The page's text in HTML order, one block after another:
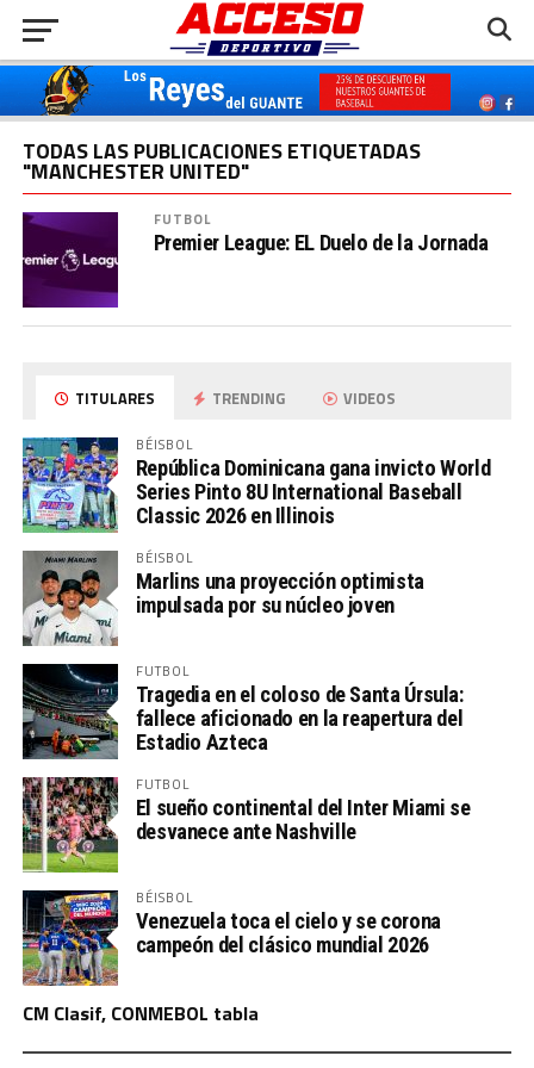
TODAS LAS PUBLICACIONES ETIQUETADAS
"MANCHESTER UNITED"
FUTBOL
Premier League: EL Duelo de la Jornada
TITULARES TRENDING VIDEOS
BÉISBOL
República Dominicana gana invicto World
Series Pinto 8U International Baseball
Classic 2026 en Illinois
BÉISBOL
Marlins una proyección optimista
impulsada por su núcleo joven
FUTBOL
Tragedia en el coloso de Santa Úrsula:
fallece aficionado en la reapertura del
Estadio Azteca
FUTBOL
El sueño continental del Inter Miami se
desvanece ante Nashville
BÉISBOL
Venezuela toca el cielo y se corona
campeón del clásico mundial 2026
CM Clasif, CONMEBOL tabla